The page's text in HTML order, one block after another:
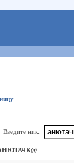
Введите ник: